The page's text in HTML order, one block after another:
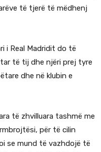
të tjerë të mëdhenj
i Real Madridit do të
të tij dhe njëri prej tyre
dhe në klubin e
të zhvilluara tashmë me
për të cilin
se mund të vazhdojë të